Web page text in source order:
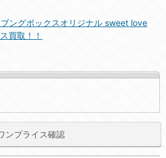
ングボックスオリジナル sweet love
買取！！
ンプライス確認